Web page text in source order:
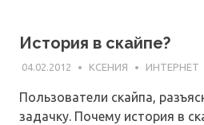
История в скайпе?
04.02.2012 КСЕНИЯ ИНТЕРНЕТ
Пользователи скайпа,
задачку. Почему история в